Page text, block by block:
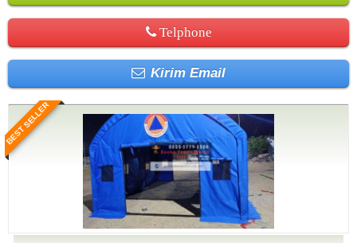
Telphone
Kirim Email
BEST SELLER